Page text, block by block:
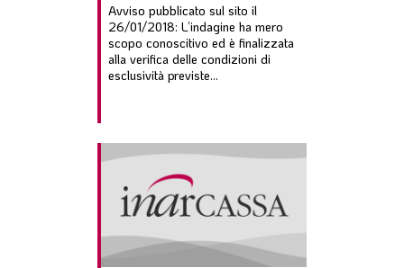
Avviso pubblicato sul sito il
26/01/2018: L’indagine ha mero
scopo conoscitivo ed è finalizzata
alla verifica delle condizioni di
esclusività previste...